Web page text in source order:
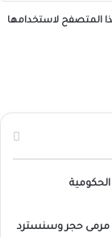
المتصفح لاستخدامها
الحكومية
مرمى حجر وسنسترد